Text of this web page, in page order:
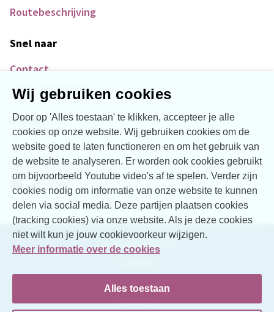
Wij gebruiken cookies
Door op 'Alles toestaan' te klikken, accepteer je alle
cookies op onze website. Wij gebruiken cookies om de
website goed te laten functioneren en om het gebruik van
de website te analyseren. Er worden ook cookies gebruikt
om bijvoorbeeld Youtube video's af te spelen. Verder zijn
cookies nodig om informatie van onze website te kunnen
delen via social media. Deze partijen plaatsen cookies
(tracking cookies) via onze website. Als je deze cookies
niet wilt kun je jouw cookievoorkeur wijzigen.
Meer informatie over de cookies
Alles toestaan
Routebeschrijving
Snel naar
Contact
Over Vogellanden
Social
Facebook
LinkedIn
YouTube
Toegankelijkheid
Disclaimer
Sitemap